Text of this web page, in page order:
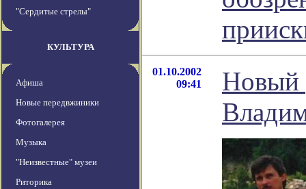
"Сердитые стрелы"
КУЛЬТУРА
Афиша
Новые передвжиники
Фотогалерея
Музыка
"Неизвестные" музеи
Риторика
01.10.2002
09:41
Новый